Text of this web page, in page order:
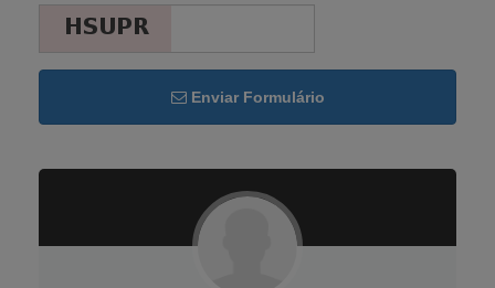
Enviar Formulário